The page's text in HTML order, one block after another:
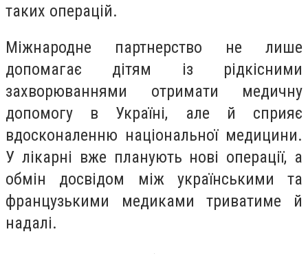
таких операцій.
Міжнародне партнерство не лише
допомагає дітям із рідкісними
захворюваннями отримати медичну
допомогу в Україні, але й сприяє
вдосконаленню національної медицини.
У лікарні вже планують нові операції, а
обмін досвідом між українськими та
французькими медиками триватиме й
надалі.